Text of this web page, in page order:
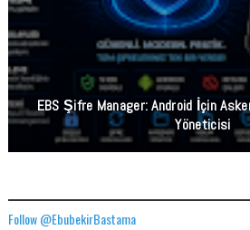
EBS Şifre Manager: Android İçin
Yöneticisi
Follow @EbubekirBastama